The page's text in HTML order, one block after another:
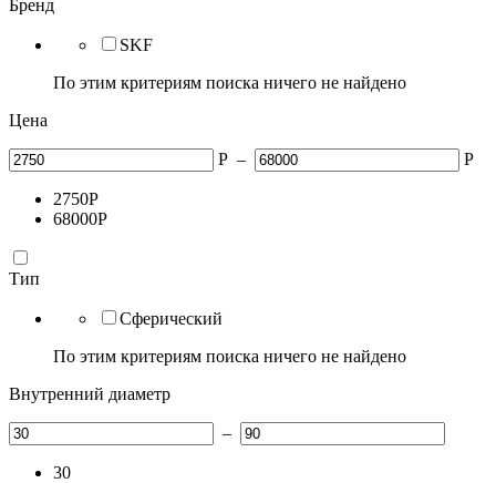
Бренд
SKF
По этим критериям поиска ничего не найдено
Цена
Р – Р
2750Р
68000Р
Тип
Сферический
По этим критериям поиска ничего не найдено
Внутренний диаметр
–
30